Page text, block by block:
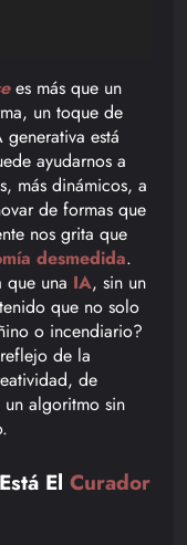
es más que un
un toque de
está
ayudarnos a
más dinámicos, a
de formas que
nos grita que
desmedida.
que una IA, sin un
que no solo
o incendiario?
de la
de
un algoritmo sin
El Curador